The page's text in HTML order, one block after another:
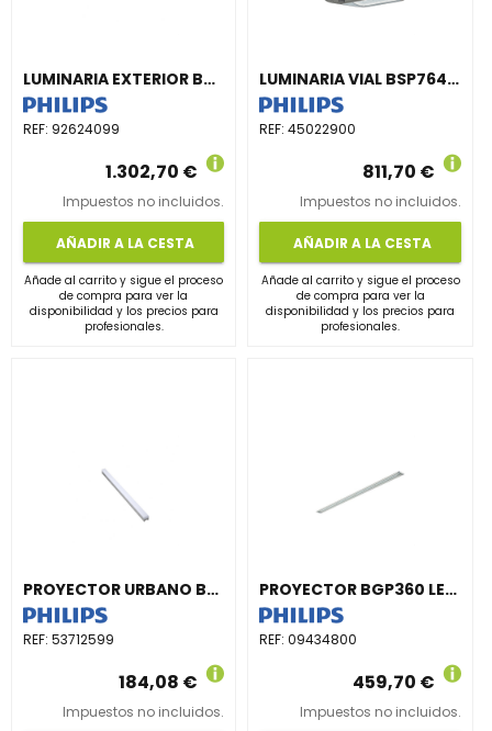
LUMINARIA EXTERIOR BVP353 32LED RGBNW 220V L30 15 DMX
REF: 92624099
1.302,70 €
Impuestos no incluidos.
AÑADIR A LA CESTA
Añade al carrito y sigue el proceso
de compra para ver la
disponibilidad y los precios para
profesionales.
LUMINARIA VIAL BSP764 LED 64-4S/740 DW10 PSD-SR SRT SRB
REF:45022900
811,70 €
Impuestos no incluidos.
AÑADIR A LA CESTA
Añade al carrito y sigue el proceso
de compra para ver la
disponibilidad y los precios para
profesionales.
PROYECTOR URBANO BCS342 36LED 30K 24V OC L30
REF: 53712599
184,08 €
Impuestos no incluidos.
PROYECTOR BGP360 LED30/740 II DTS CFW C250W GP
REF:09434800
459,70 €
Impuestos no incluidos.